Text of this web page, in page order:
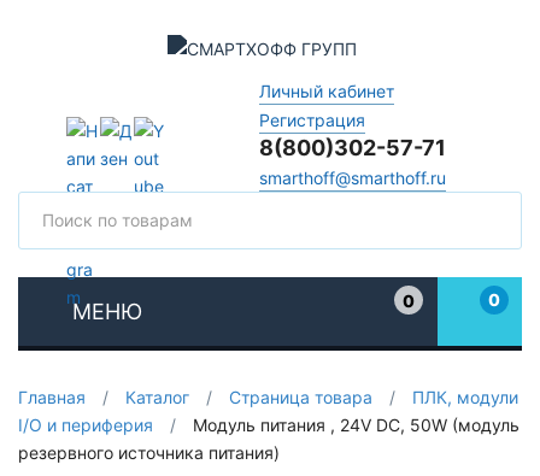
Личный кабинет
Регистрация
8(800)302-57-71
smarthoff@smarthoff.ru
МЕНЮ
0
0
Главная / Каталог / Страница товара /
ПЛК, модули
I/O и периферия
/
Модуль питания , 24V DC, 50W (модуль
резервного источника питания)